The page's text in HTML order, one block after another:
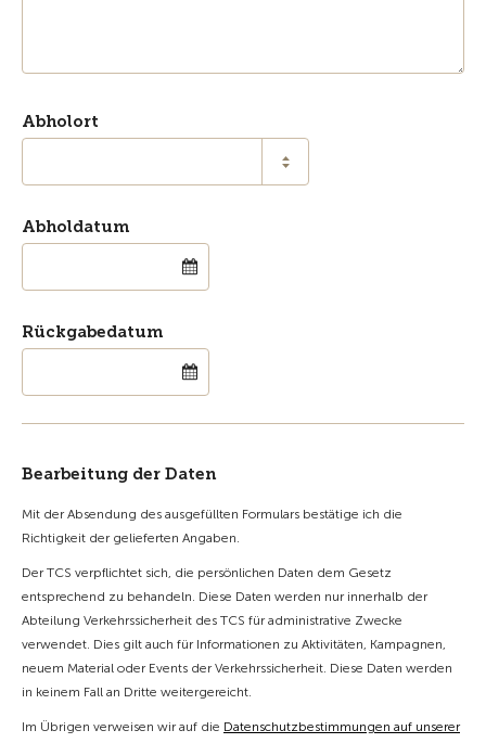
Abholort
Abholdatum
Rückgabedatum
Bearbeitung der Daten
Mit der Absendung des ausgefüllten Formulars bestätige ich die
Richtigkeit der gelieferten Angaben.
Der TCS verpflichtet sich, die persönlichen Daten dem Gesetz
entsprechend zu behandeln. Diese Daten werden nur innerhalb der
Abteilung Verkehrssicherheit des TCS für administrative Zwecke
verwendet. Dies gilt auch für Informationen zu Aktivitäten, Kampagnen,
neuem Material oder Events der Verkehrssicherheit. Diese Daten werden
in keinem Fall an Dritte weitergereicht.
Im Übrigen verweisen wir auf die Datenschutzbestimmungen auf unserer